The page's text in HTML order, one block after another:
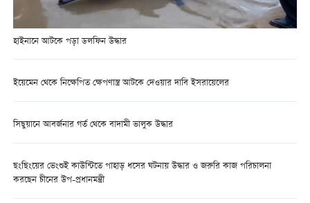
হাইনানে আটকে পড়া ডলফিন উদ্ধার
ইয়েমেন থেকে নিক্ষেপিত ক্ষেপণাস্ত্র আটকে দেওয়ার দাবি ইসরায়েলের
সিছুয়ানে আবর্জনার গর্ত থেকে বাদামী ভালুক উদ্ধার
ছংছিংয়ের ভেংশুই কাউন্টিতে পাহাড় ধসের ঘটনায় উদ্ধার ও জরুরি কাজ পরিচালনা
করছেন চীনের উপ-প্রধানমন্ত্রী